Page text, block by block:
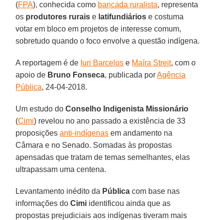
(FPA), conhecida como bancada ruralista, representa
os produtores rurais e latifundiários e costuma
votar em bloco em projetos de interesse comum,
sobretudo quando o foco envolve a questão indígena.
A reportagem é de Iuri Barcelos e Maíra Streit, com o
apoio de Bruno Fonseca, publicada porAgência
Pública, 24-04-2018.
Um estudo doConselho Indigenista Missionário
(Cimi) revelou no ano passado a existência de 33
proposiçõesanti-indígenas em andamento na
Câmara e no Senado. Somadas às propostas
apensadas que tratam de temas semelhantes, elas
ultrapassam uma centena.
Levantamento inédito da Pública com base nas
informações doCimi identificou ainda que as
propostas prejudiciais aos indígenas tiveram mais